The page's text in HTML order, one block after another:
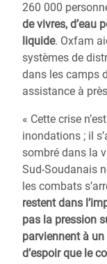
260 000
de vivres, d’eau
liquide. Oxfam
systèmes de
dans les camps
assistance à
« Cette crise
inondations ; il
sombré dans la
Sud-Soudanais
les combats
restent dans
pas la pression
parviennent à
d’espoir que le